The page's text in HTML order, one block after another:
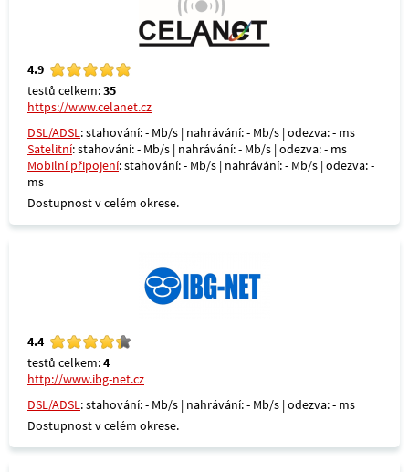
4.9
testů celkem:35
https://www.celanet.cz
DSL/ADSL: stahování: - Mb/s | nahrávání: - Mb/s | odezva: - ms
Satelitní: stahování: - Mb/s | nahrávání: - Mb/s | odezva: - ms
Mobilní připojení: stahování: - Mb/s | nahrávání: - Mb/s | odezva: -
ms
Dostupnost v celém okrese.
4.4
testů celkem:4
http://www.ibg-net.cz
DSL/ADSL: stahování: - Mb/s | nahrávání: - Mb/s | odezva: - ms
Dostupnost v celém okrese.